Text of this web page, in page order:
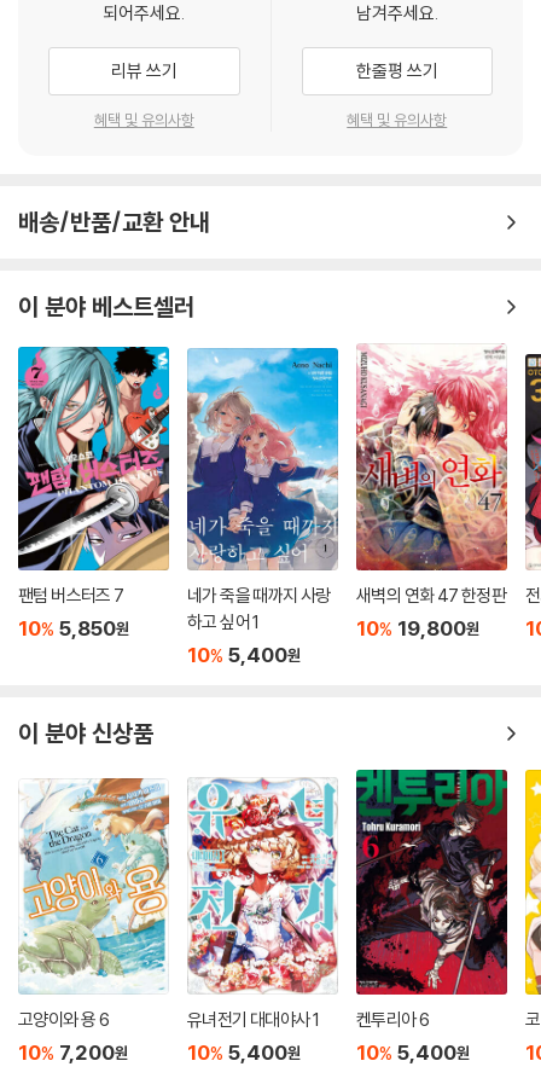
되어주세요.
리뷰 쓰기
혜택 및 유의사항
남겨주세요.
한줄평 쓰기
혜택 및 유의사항
배송/반품/교환 안내
이 분야 베스트셀러
팬텀 버스터즈 7
10% 5,850원
네가 죽을 때까지 사랑
하고 싶어 1
10% 5,400원
새벽의 연화 47 한정판
10% 19,800원
이 분야 신상품
고양이와 용 6
10% 7,200원
유녀전기 대대야사 1
10% 5,400원
켄투리아 6
10% 5,400원